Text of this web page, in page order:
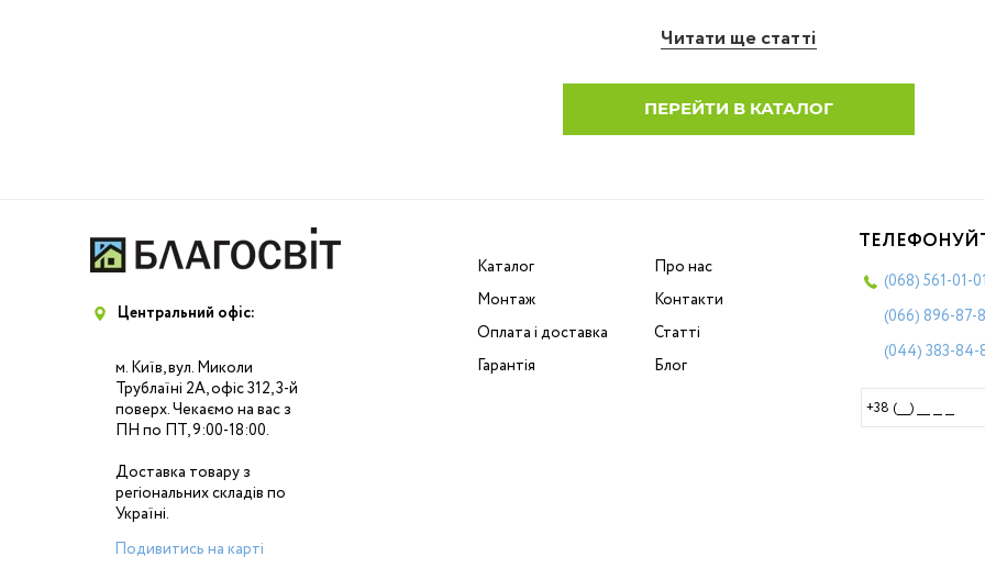
Читати ще статті
ПЕРЕЙТИ В КАТАЛОГ
Центральний офіс:
м. Київ, вул. Миколи
Трублаїні 2А, офіс 312, 3-й
поверх. Чекаємо на вас з
ПН по ПТ, 9:00-18:00.
Доставка товару з
регіональних складів по
Україні.
Подивитись на карті
Каталог
Монтаж
Оплата і доставка
Гарантія
Про нас
Контакти
Статті
Блог
(068) 561-01-
(066) 896-87-
(044) 383-84-